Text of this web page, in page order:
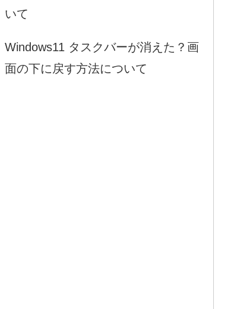
いて
Windows11 タスクバーが消えた？画
面の下に戻す方法について